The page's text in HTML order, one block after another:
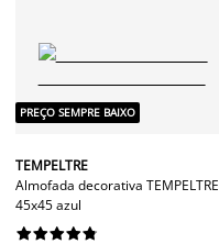
PREÇO SEMPRE BAIXO
TEMPELTRE
Almofada decorativa TEMPELTRE
45x45 azul





